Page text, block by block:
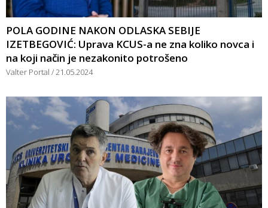
POLA GODINE NAKON ODLASKA SEBIJE
IZETBEGOVIĆ: Uprava KCUS-a ne zna koliko novca i
na koji način je nezakonito potrošeno
Valter Portal 21.05.2024